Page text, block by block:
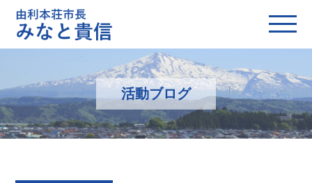
活動ブログ